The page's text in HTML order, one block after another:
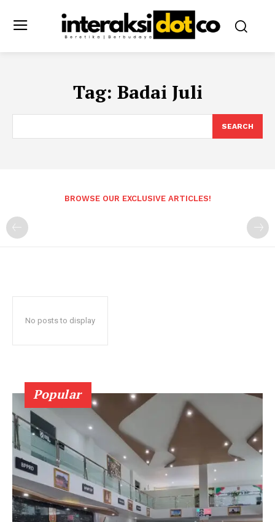
Tag: Badai Juli
SEARCH
BROWSE OUR EXCLUSIVE ARTICLES!
No posts to display
Popular